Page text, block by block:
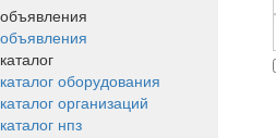
объявления
объявления
каталог
каталог оборудования
каталог организаций
каталог нпз